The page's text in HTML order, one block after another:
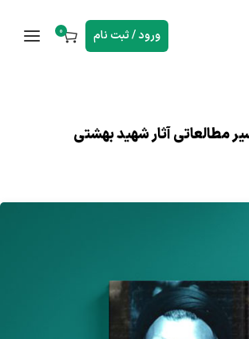
ورود / ثبت نام 0
مطالعاتی آثار شهید بهشتی